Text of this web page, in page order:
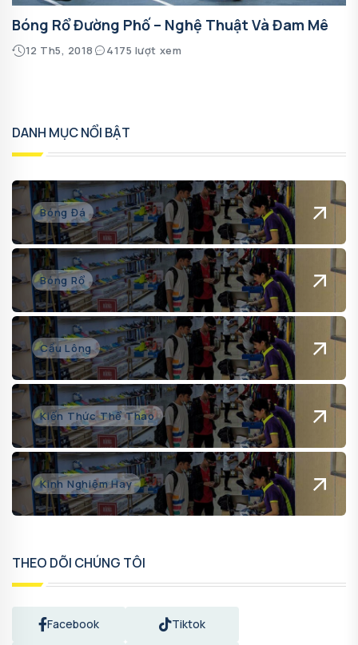
Bóng Rổ Đường Phố – Nghệ Thuật Và Đam Mê
12 Th5, 2018 4175 lượt xem
DANH MỤC NỔI BẬT
Bóng Đá
Bóng Rổ
Cầu Lông
Kiến Thức Thể Thao
Kinh Nghiệm Hay
THEO DÕI CHÚNG TÔI
Facebook Tiktok